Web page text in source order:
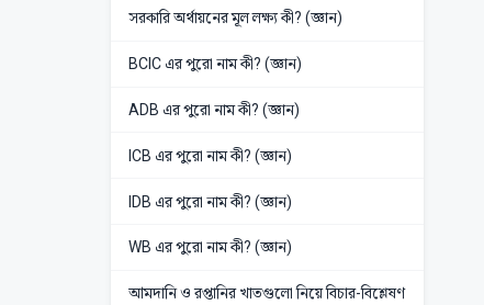
সরকারি অর্থায়নের মূল লক্ষ্য কী? (জ্ঞান)
BCIC এর পুরো নাম কী? (জ্ঞান)
ADB এর পুরো নাম কী? (জ্ঞান)
ICB এর পুরো নাম কী? (জ্ঞান)
IDB এর পুরো নাম কী? (জ্ঞান)
WB এর পুরো নাম কী? (জ্ঞান)
আমদানি ও রপ্তানির খাতগুলো নিয়ে বিচার-বিশ্লেষণ